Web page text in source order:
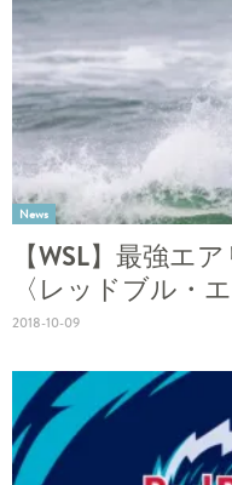
News
【WSL】最強エ
〈レッドブル・
2018-10-09